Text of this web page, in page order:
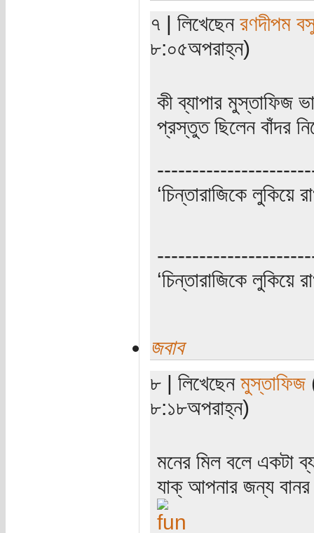
৭ | লিখেছেন রণদীপম
৮:০৫অপরাহ্ন)
কী ব্যাপার মুস্তাফিজ
প্রস্তুত ছিলেন বাঁদর
‘চিন্তারাজিকে লুকিয়ে
‘চিন্তারাজিকে লুকিয়ে
জবাব
৮ | লিখেছেন মুস্তাফিজ
৮:১৮অপরাহ্ন)
মনের মিল বলে একটা
যাক্‌ আপনার জন্য বানর